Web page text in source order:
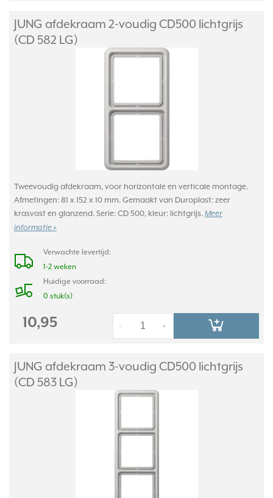
JUNG afdekraam 2-voudig CD500 lichtgrijs
(CD 582 LG)
Tweevoudig afdekraam, voor horizontale en verticale montage.
Afmetingen: 81 x 152 x 10 mm. Gemaakt van Duroplast: zeer
krasvast en glanzend. Serie: CD 500, kleur: lichtgrijs. Meer
informatie »
Verwachte levertijd:
1-2 weken
Huidige voorraad:
0 stuk(s)
10,95 +
-
JUNG afdekraam 3-voudig CD500 lichtgrijs
(CD 583 LG)